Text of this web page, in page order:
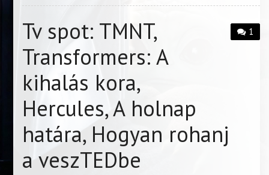
1
Tv spot: TMNT,
Transformers: A
kihalás kora,
Hercules, A holnap
határa, Hogyan rohanj
a veszTEDbe